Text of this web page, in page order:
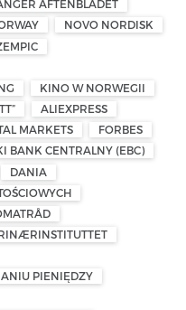
AFTENBLADET
NOVO NORDISK
KINO W NORWEGII
ALIEXPRESS
MARKETS
FORBES
BANK CENTRALNY (EBC)
DANIA
PIENIĘDZY